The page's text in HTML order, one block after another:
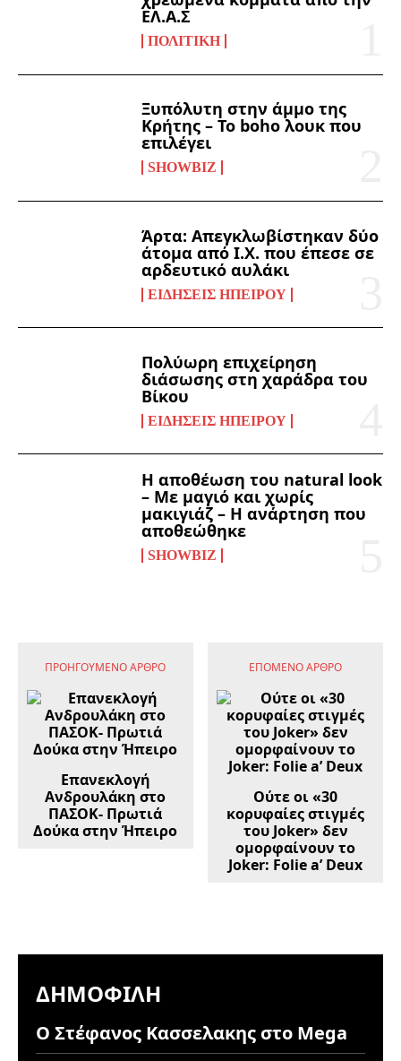
ΕΛ.Α.Σ
ΠΟΛΙΤΙΚΉ
Ξυπόλυτη στην άμμο της
Κρήτης – Το boho λουκ που
επιλέγει
SHOWBIZ
Άρτα: Απεγκλωβίστηκαν δύο
άτομα από Ι.Χ. που έπεσε σε
αρδευτικό αυλάκι
ΕΙΔΉΣΕΙΣ ΗΠΕΊΡΟΥ
Πολύωρη επιχείρηση
διάσωσης στη χαράδρα του
Βίκου
ΕΙΔΉΣΕΙΣ ΗΠΕΊΡΟΥ
Η αποθέωση του natural look
– Με μαγιό και χωρίς
μακιγιάζ – Η ανάρτηση που
αποθεώθηκε
SHOWBIZ
ΠΡΟΗΓΟΎΜΕΝΟ ΆΡΘΡΟ
Επανεκλογή
Ανδρουλάκη στο
ΠΑΣΟΚ- Πρωτιά
Δούκα στην Ήπειρο
ΕΠΌΜΕΝΟ ΆΡΘΡΟ
Ούτε οι «30
κορυφαίες στιγμές
του Joker» δεν
ομορφαίνουν το
Joker: Folie a’ Deux
ΔΗΜΟΦΙΛΉ
Ο Στέφανος Κασσελακης στο Mega